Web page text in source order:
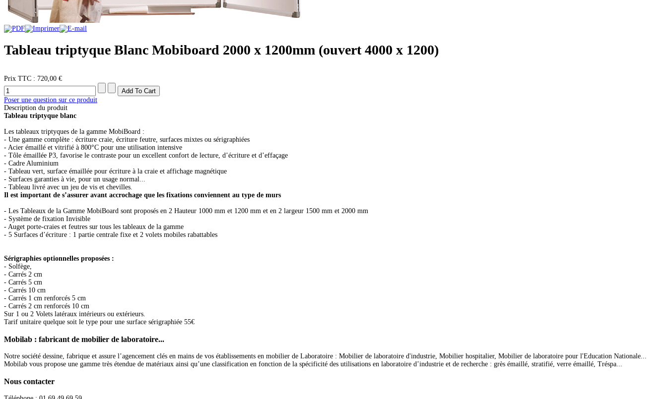
Tableau triptyque Blanc Mobiboard 2000 x 1200mm (ouvert 4000 x 1200)
Prix ​​TTC : 720,00 €
Poser une question sur ce produit
Description du produit
Tableau triptyque blanc
Les tableaux triptyques de la gamme MobiBoard :
- Une gamme complète : écriture craie, écriture feutre, surfaces mixtes ou sérigraphiées
- Acier émaillé et vitrifié à 800°C pour une utilisation intensive
- Tôle émaillée P3, favorise le contraste pour un excellent confort de lecture, d’écriture et d’effaçage
- Cadre Aluminium
- Tableau vert, surface émaillée pour écriture à la craie et affichage magnétique
- Surfaces garanties à vie, pour un usage normal...
- Tableau livré avec un jeu de vis et chevilles.
Il est important de s’assurer avant accrochage que les fixations conviennent au type de murs
- Les Tableaux de la Gamme MobiBoard sont proposés en 2 Hauteur 1000 mm et 1200 mm et en 2 largeur 1500 mm et 2000 mm
- Système de fixation Invisible
- Auget porte-craies et feutres sur tous les tableaux de la gamme
- 5 Surfaces d’écriture : 1 partie centrale fixe et 2 volets mobiles rabattables
Sérigraphies optionnelles proposées :
- Solfège,
- Carrés 2 cm
- Carrés 5 cm
- Carrés 10 cm
- Carrés 1 cm renforcés 5 cm
- Carrés 2 cm renforcés 10 cm
Sur 1 ou 2 Volets latéraux intérieurs ou extérieurs.
Tarif unitaire quelque soit le type pour une surface sérigraphiée 55€
Mobilab : fabricant de mobilier de laboratoire...
Notre société dessine, fabrique et assure l’agencement clés en mains de vos établissements en mobilier de Laboratoire : Mobilier de laboratoire d'industrie, Mobilier hospitalier, Mobilier de laboratoire pour l'Education Nationale...
Mobilab vous propose une gamme très étendue de matériaux ainsi qu’une classification en fonction de la spécificité des utilisations en laboratoire d’industrie et de recherche : grès émaillé, stratifié, verre émaillé, Tréspa...
Nous contacter